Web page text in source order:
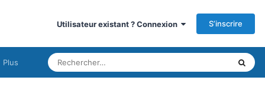
Utilisateur existant ? Connexion S’inscrire
Plus